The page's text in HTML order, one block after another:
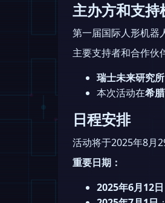
主办方和支持
第一届国际人形机器
主要支持者和合作伙
瑞士未来研究所
本次活动在希
日程安排
活动将于2025年8月
重要日期：
2025年6月12日